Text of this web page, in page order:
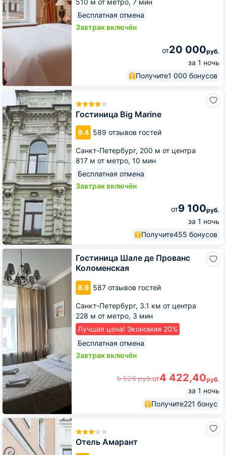
510 м от метро, 7 мин
Бесплатная отмена
Завтрак включён
от20 000руб.
за 1 ночь
Получите1 000 бонусов
Гостиница Big Marine
9.4 589 отзывов гостей
Санкт-Петербург, 200 м от центра
817 м от метро, 10 мин
Бесплатная отмена
Завтрак включён
от9 100руб.
за 1 ночь
Получите455 бонусов
Гостиница
Marine
Гостиница Шале де Прованс
Коломенская
8.9 587 отзывов гостей
Санкт-Петербург, 3.1 км от центра
228 м от метро, 3 мин
Лучшая цена! Экономия 20%
Бесплатная отмена
Завтрак включён
5 528руб.от4 422,40руб.
за 1 ночь
Получите221 бонус
Гостиница
де
Прованс
Коломенская
Отель Амарант
Отель
Амарант